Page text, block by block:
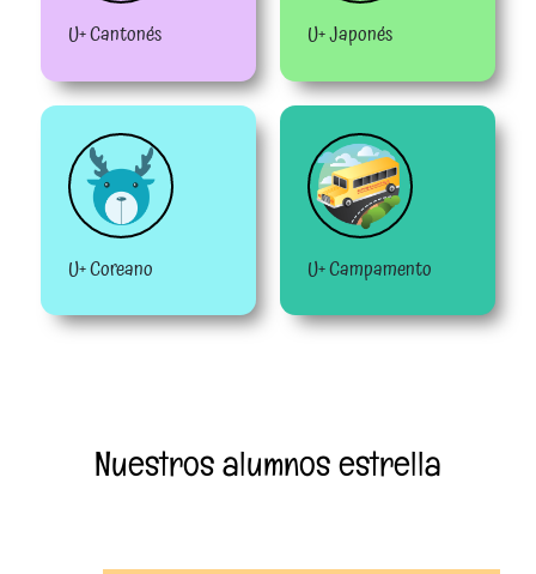
U+ Cantonés U+ Japonés
U+ Coreano U+ Campamento
Nuestros alumnos estrella